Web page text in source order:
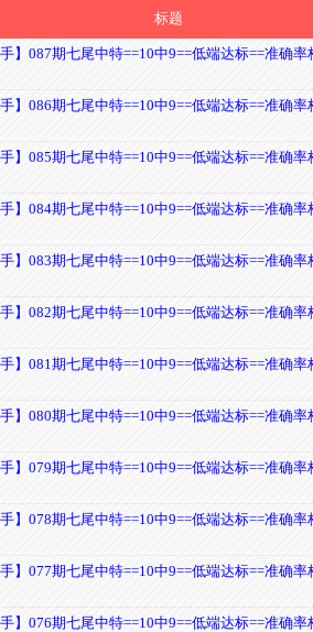
标题
手】087期七尾中特==10中9==低端达标==准确
手】086期七尾中特==10中9==低端达标==准确
手】085期七尾中特==10中9==低端达标==准确
手】084期七尾中特==10中9==低端达标==准确
手】083期七尾中特==10中9==低端达标==准确
手】082期七尾中特==10中9==低端达标==准确
手】081期七尾中特==10中9==低端达标==准确
手】080期七尾中特==10中9==低端达标==准确
手】079期七尾中特==10中9==低端达标==准确
手】078期七尾中特==10中9==低端达标==准确
手】077期七尾中特==10中9==低端达标==准确
手】076期七尾中特==10中9==低端达标==准确